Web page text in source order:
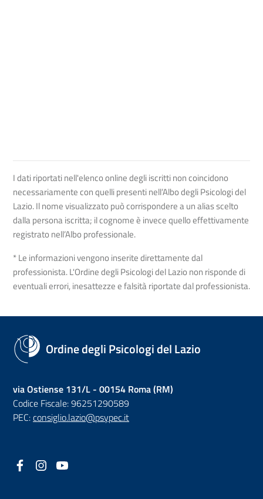
I dati riportati nell'elenco online degli iscritti non coincidono
necessariamente con quelli presenti nell’Albo degli Psicologi del
Lazio. Il nome visualizzato può corrispondere a un alias scelto
dalla persona iscritta; il cognome è invece quello effettivamente
registrato nell’Albo professionale.
* Le informazioni vengono inserite direttamente dal
professionista. L'Ordine degli Psicologi del Lazio non risponde di
eventuali errori, inesattezze e falsità riportate dal professionista.
Ordine degli Psicologi del Lazio
via Ostiense 131/L - 00154 Roma (RM)
Codice Fiscale: 96251290589
PEC:consiglio.lazio@psypec.it
Facebook
(nuova scheda - new tab)
Instagram
(nuova scheda - new tab)